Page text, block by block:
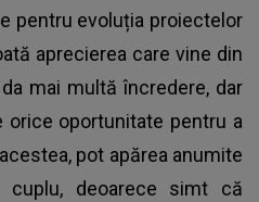
pentru evoluția proiectelor
aprecierea care vine din
mai multă încredere, dar
orice oportunitate pentru a
pot apărea anumite
deoarece simt că